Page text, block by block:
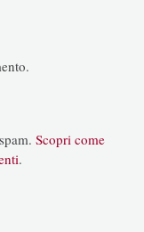
Scopri come
.